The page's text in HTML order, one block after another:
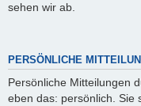
sehen wir ab.
PERSÖNLICHE
Persönliche Mitteilungen
eben das: persönlich. Sie